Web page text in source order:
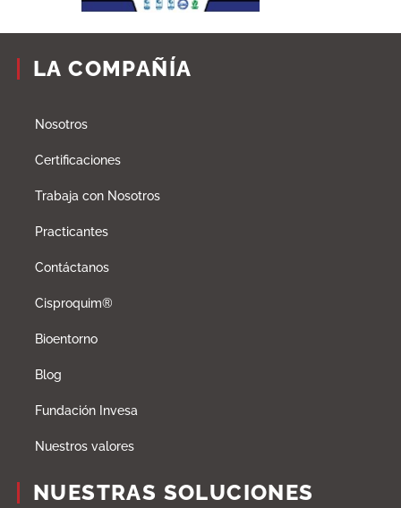
LA COMPAÑÍA
Nosotros
Certificaciones
Trabaja con Nosotros
Practicantes
Contáctanos
Cisproquim®
Bioentorno
Blog
Fundación Invesa
Nuestros valores
NUESTRAS SOLUCIONES